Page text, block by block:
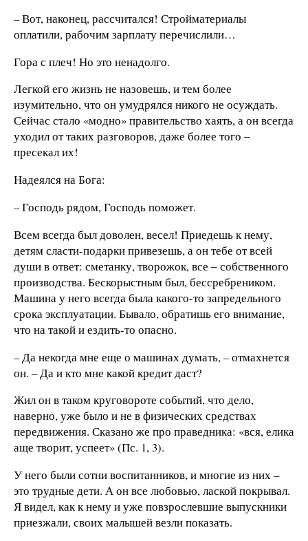
– Вот, наконец, рассчитался! Стройматериалы
оплатили, рабочим зарплату перечислили…
Гора с плеч! Но это ненадолго.
Легкой его жизнь не назовешь, и тем более
изумительно, что он умудрялся никого не осуждать.
Сейчас стало «модно» правительство хаять, а он всегда
уходил от таких разговоров, даже более того ‒
пресекал их!
Надеялся на Бога:
– Господь рядом, Господь поможет.
Всем всегда был доволен, весел! Приедешь к нему,
детям сласти-подарки привезешь, а он тебе от всей
души в ответ: сметанку, творожок, все ‒ собственного
производства. Бескорыстным был, бессребреником.
Машина у него всегда была какого-то запредельного
срока эксплуатации. Бывало, обратишь его внимание,
что на такой и ездить-то опасно.
– Да некогда мне еще о машинах думать, – отмахнется
он. – Да и кто мне какой кредит даст?
Жил он в таком круговороте событий, что дело,
наверно, уже было и не в физических средствах
передвижения. Сказано же про праведника: «вся, елика
аще творит, успеет» (Пс. 1, 3).
У него были сотни воспитанников, и многие из них –
это трудные дети. А он все любовью, лаской покрывал.
Я видел, как к нему и уже повзрослевшие выпускники
приезжали, своих малышей везли показать.